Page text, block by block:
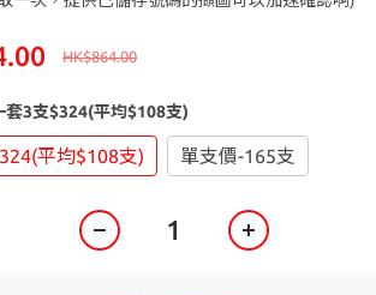
HK$864.00
套3支$324(平均$108支)
平均$108支) 單支價-165支